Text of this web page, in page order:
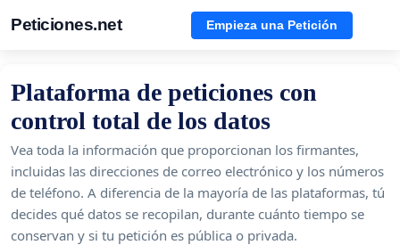
Peticiones.net Empieza una Petición
Plataforma de peticiones con
control total de los datos
Vea toda la información que proporcionan los firmantes,
incluidas las direcciones de correo electrónico y los números
de teléfono. A diferencia de la mayoría de las plataformas, tú
decides qué datos se recopilan, durante cuánto tiempo se
conservan y si tu petición es pública o privada.